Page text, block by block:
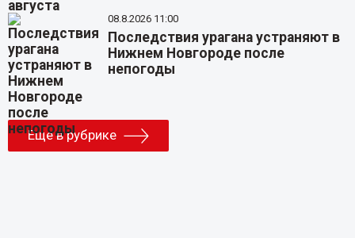
08.8.2026 11:00
Последствия урагана устраняют в
Нижнем Новгороде после
непогоды
Еще в рубрике